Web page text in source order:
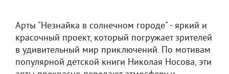
Арты "Незнайка в солнечном городе" - яркий и
красочный проект, который погружает зрителей
в удивительный мир приключений. По мотивам
популярной детской книги Николая Носова, эти